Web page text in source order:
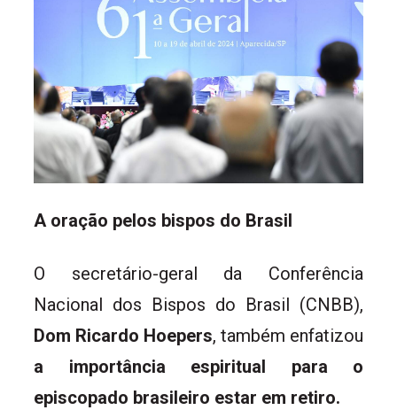
A oração pelos bispos do Brasil
O secretário-geral da Conferência
Nacional dos Bispos do Brasil (CNBB),
Dom Ricardo Hoepers, também enfatizou
a importância espiritual para o
episcopado brasileiro estar em retiro.